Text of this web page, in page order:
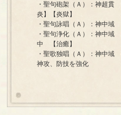
・聖句砲架（Ａ）：神超
炎】【炎獄】
・聖句詠唱（Ａ）：神中
・聖句浄化（Ａ）：神中域
中 【治癒】
・聖歌独唱（Ａ）：神中域
神攻、防技を強化